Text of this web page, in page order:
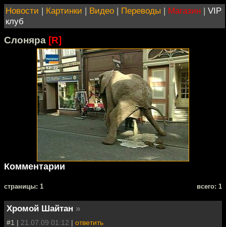
Новости | Картинки | Видео | Переводы | Магазин | VIP
клуб
Слоняра [R]
Комментарии
cтраницы: 1 всего: 1
Хромой Шайтан »
#1 | 21.07.09 01:12 | ответить